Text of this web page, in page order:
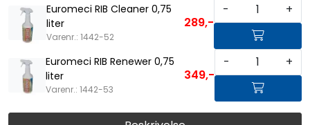
Euromeci RIB Cleaner 0,75
liter
Varenr.: 1442-52
289,-
- +
Euromeci RIB Renewer 0,75
liter
Varenr.: 1442-53
349,-
- +